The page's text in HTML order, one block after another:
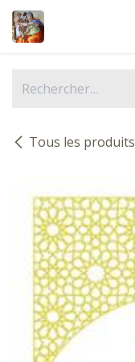
Se rendre au contenu
Tous les produits